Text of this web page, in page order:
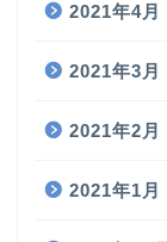
2021年4月
2021年3月
2021年2月
2021年1月